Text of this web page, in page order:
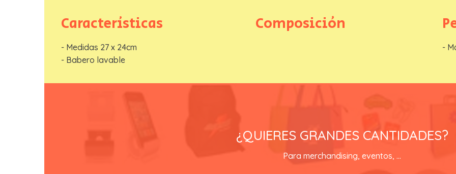
Características
- Medidas 27 x 24cm
- Babero lavable
Composición
-
¿QUIERES GRANDES CANTIDADES?
Para merchandising, eventos, ...
contacta con nosotros y recibirás un catálogo con precios especiales
ENVIAR